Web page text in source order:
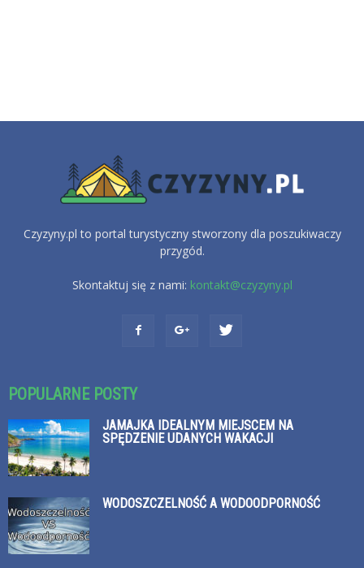
Czyzyny.pl to portal turystyczny stworzony dla poszukiwaczy
przygód.
Skontaktuj się z nami: kontakt@czyzyny.pl
POPULARNE POSTY
JAMAJKA IDEALNYM MIEJSCEM NA
SPĘDZENIE UDANYCH WAKACJI
WODOSZCZELNOŚĆ A WODOODPORNOŚĆ